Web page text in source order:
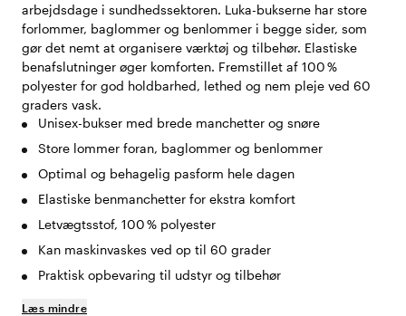
arbejdsdage i sundhedssektoren. Luka-bukserne har store
forlommer, baglommer og benlommer i begge sider, som
gør det nemt at organisere værktøj og tilbehør. Elastiske
benafslutninger øger komforten. Fremstillet af 100 %
polyester for god holdbarhed, lethed og nem pleje ved 60
graders vask.
Unisex-bukser med brede manchetter og snøre
Store lommer foran, baglommer og benlommer
Optimal og behagelig pasform hele dagen
Elastiske benmanchetter for ekstra komfort
Letvægtsstof, 100 % polyester
Kan maskinvaskes ved op til 60 grader
Praktisk opbevaring til udstyr og tilbehør
Læs mindre